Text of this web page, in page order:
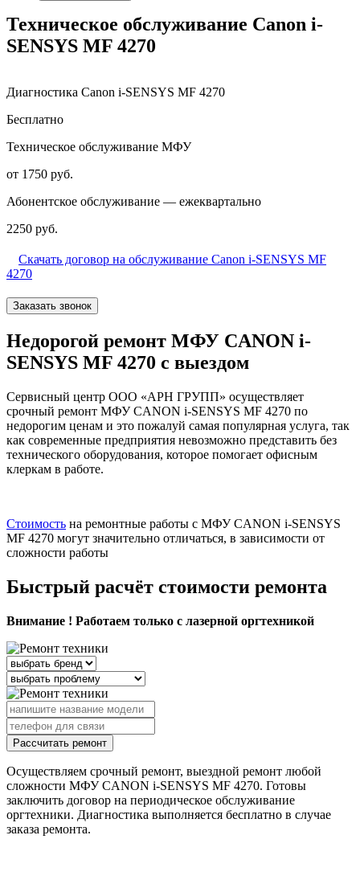
Техническое обслуживание Canon i-
SENSYS MF 4270
Диагностика Canon i-SENSYS MF 4270
Бесплатно
Техническое обслуживание МФУ
от 1750 руб.
Абонентское обслуживание — ежеквартально
2250 руб.
Скачать договор на обслуживание Canon i-SENSYS MF
4270
Заказать звонок
Недорогой ремонт МФУ CANON i-
SENSYS MF 4270 с выездом
Сервисный центр ООО «АРН ГРУПП» осуществляет
срочный ремонт МФУ CANON i-SENSYS MF 4270 по
недорогим ценам и это пожалуй самая популярная услуга, так
как современные предприятия невозможно представить без
технического оборудования, которое помогает офисным
клеркам в работе.
Стоимость на ремонтные работы с МФУ CANON i-SENSYS
MF 4270 могут значительно отличаться, в зависимости от
сложности работы
Быстрый расчёт стоимости ремонта
Внимание ! Работаем только с лазерной оргтехникой
Рассчитать ремонт
Осуществляем срочный ремонт, выездной ремонт любой
сложности МФУ CANON i-SENSYS MF 4270. Готовы
заключить договор на периодическое обслуживание
оргтехники. Диагностика выполняется бесплатно в случае
заказа ремонта.